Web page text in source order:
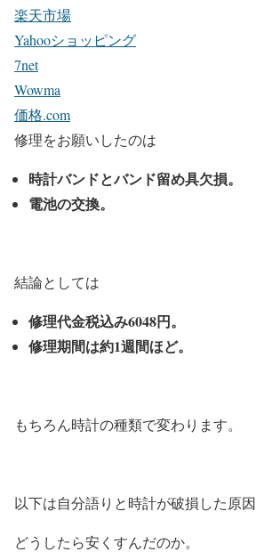
楽天市場
Yahooショッピング
7net
Wowma
価格.com
修理をお願いしたのは
時計バンドとバンド留め具欠損。
電池の交換。
結論としては
修理代金税込み6048円。
修理期間は約1週間ほど。
もちろん時計の種類で変わります。
以下は自分語りと時計が破損した原因
どうしたら安くすんだのか。